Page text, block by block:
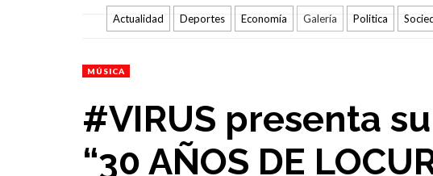
Actualidad Deportes Economía Galería Politica
MÚSICA
#VIRUS presenta
“30 AÑOS DE